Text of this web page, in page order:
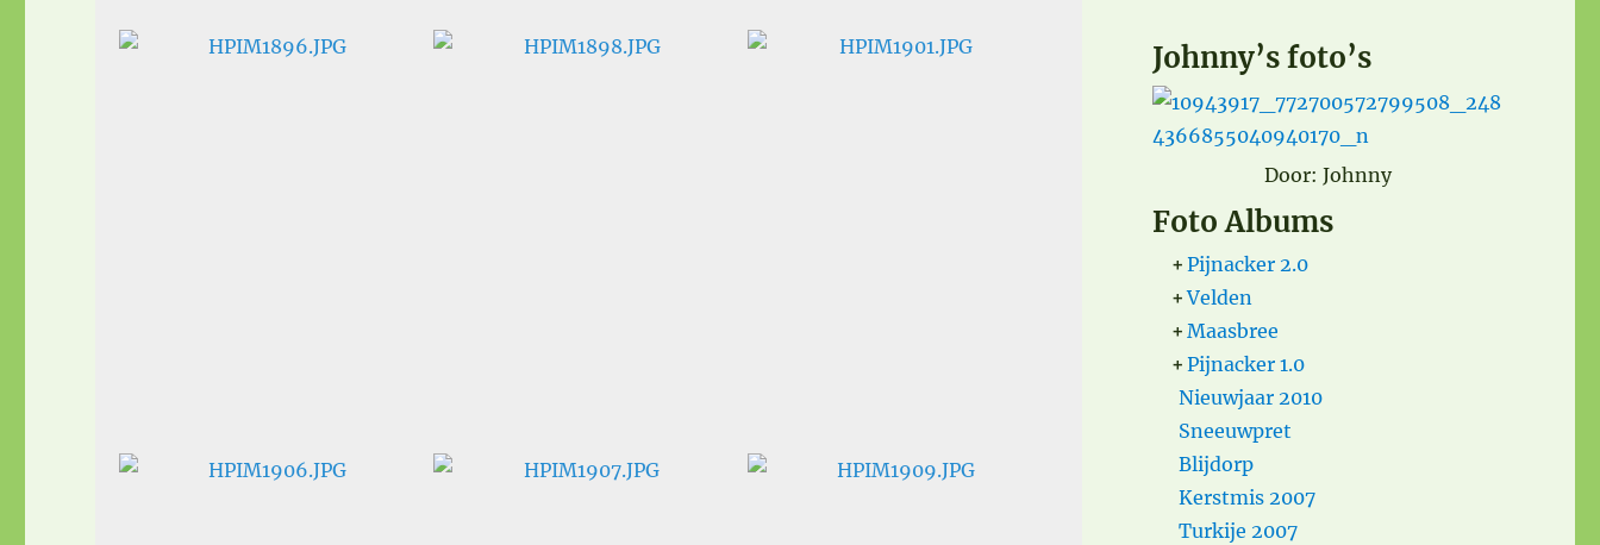
Johnny’s foto’s
Door: Johnny
Foto Albums
+ Pijnacker 2.0
+Velden
+ Maasbree
+ Pijnacker 1.0
Nieuwjaar 2010
Sneeuwpret
Blijdorp
Kerstmis 2007
Turkije 2007